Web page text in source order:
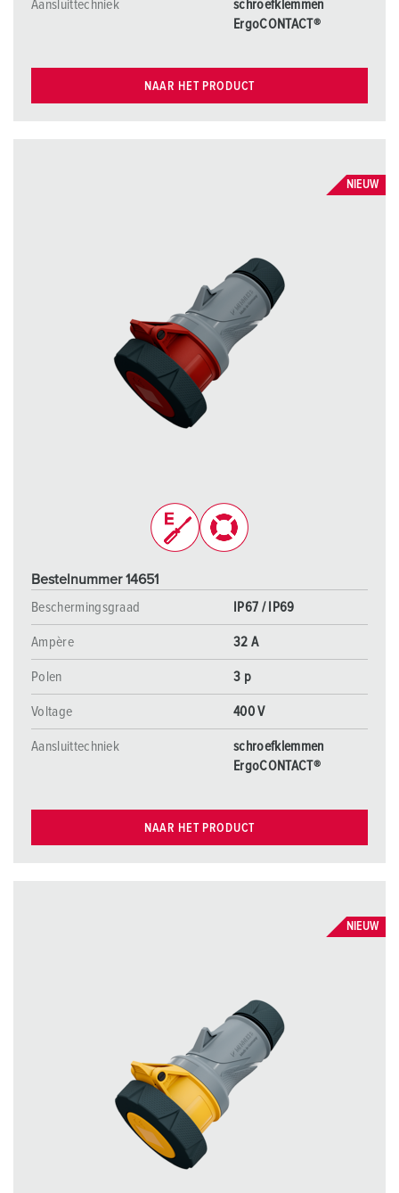
Aansluittechniek
schroefklemmen
ErgoCONTACT®
NAAR HET PRODUCT
NIEUW
Bestelnummer 14651
Beschermingsgraad
IP67 / IP69
Ampère 32 A
Polen 3 p
Voltage 400 V
Aansluittechniek
schroefklemmen
ErgoCONTACT®
NAAR HET PRODUCT
NIEUW